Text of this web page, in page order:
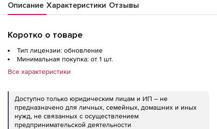
Описание Характеристики Отзывы
Коротко о товаре
Тип лицензии: обновление
Минимальная покупка: от 1 шт.
Все характеристики
Доступно только юридическим лицам и ИП – не
предназначено для личных, семейных, домашних и иных
нужд, не связанных с осуществлением
предпринимательской деятельности